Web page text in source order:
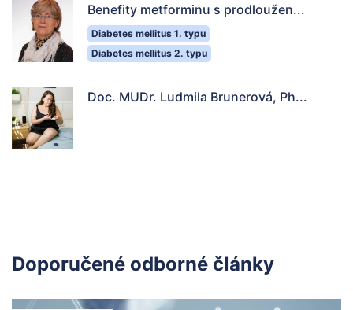
Benefity metforminu s prodloužen...
Diabetes mellitus 1. typu
Diabetes mellitus 2. typu
Doc. MUDr. Ludmila Brunerová, Ph...
Doporučené odborné články